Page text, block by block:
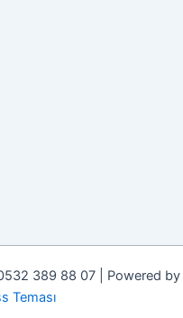
389 88 07 | Powered by
Teması